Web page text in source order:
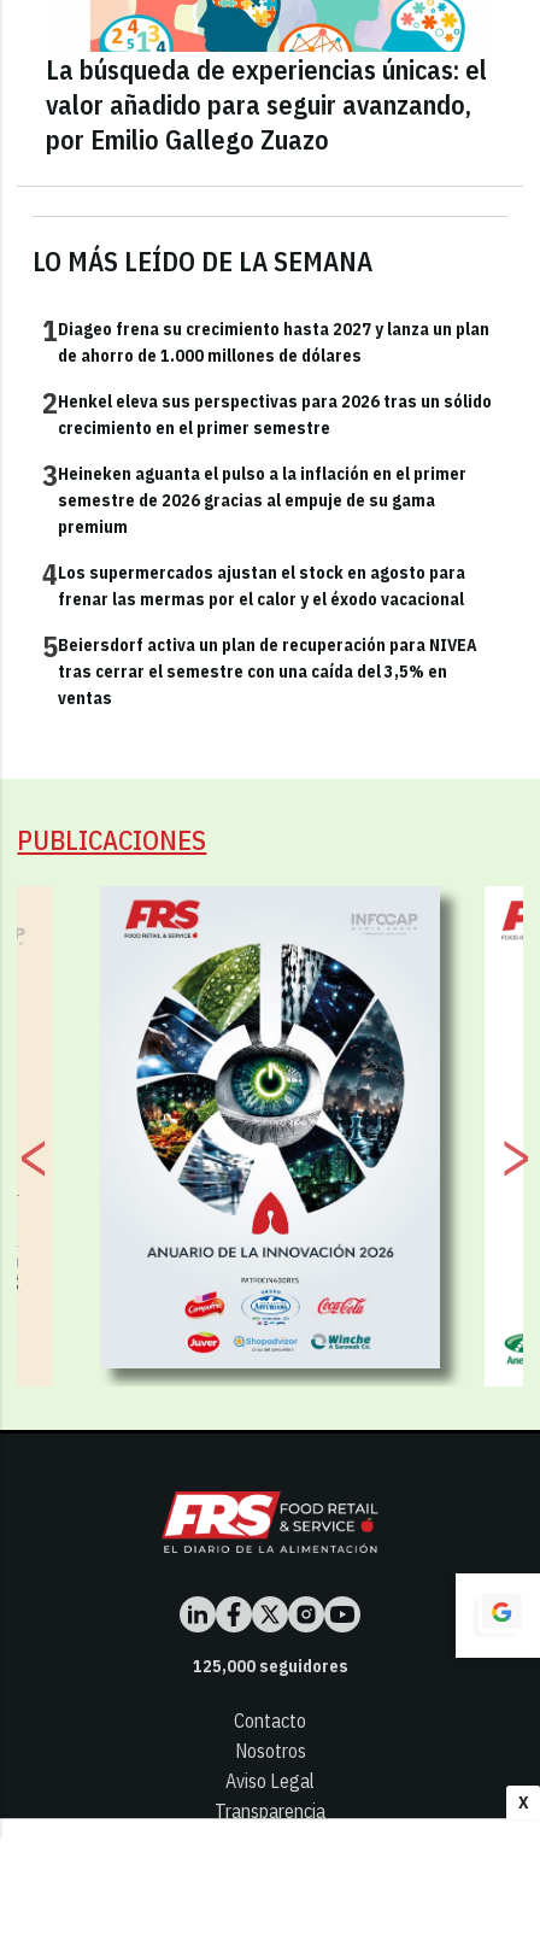
X
LO MÁS LEÍDO DE LA SEMANA
1Diageo frena su crecimiento hasta 2027 y lanza un plan
de ahorro de 1.000 millones de dólares
2Henkel eleva sus perspectivas para 2026 tras un sólido
crecimiento en el primer semestre
3Heineken aguanta el pulso a la inflación en el primer
semestre de 2026 gracias al empuje de su gama
premium
4Los supermercados ajustan el stock en agosto para
frenar las mermas por el calor y el éxodo vacacional
5Beiersdorf activa un plan de recuperación para NIVEA
tras cerrar el semestre con una caída del 3,5% en
ventas
La búsqueda de experiencias únicas: el
valor añadido para seguir avanzando,
por Emilio Gallego Zuazo
PUBLICACIONES
125,000seguidores
Contacto
Nosotros
Aviso Legal
Transparencia